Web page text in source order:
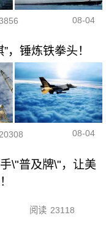
08-04
，锤炼铁拳头！
20308 08-04
\"普及牌\"，让美
阅读 23118